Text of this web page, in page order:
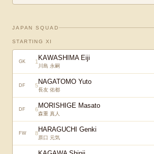
JAPAN SQUAD
STARTING XI
GK 1 KAWASHIMA Eiji
川島 永嗣
DF 5NAGATOMO Yuto
長友 佑都
DF 6MORISHIGE Masato
森重 真人
FW 8HARAGUCHI Genki
原口 元気